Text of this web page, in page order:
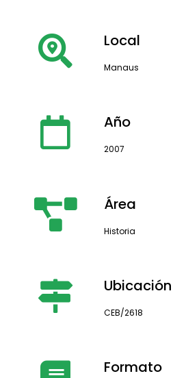
Local
Manaus
Año
2007
Área
Historia
Ubicación
CEB/2618
Formato